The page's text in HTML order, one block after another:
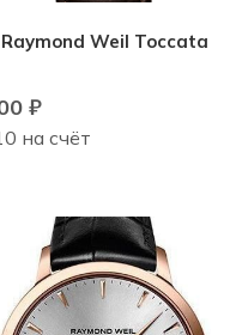
Weil Toccata
₽
на счёт